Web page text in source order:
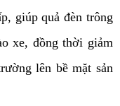
giúp quả đèn trông
xe, đồng thời giảm
lên bề mặt sản